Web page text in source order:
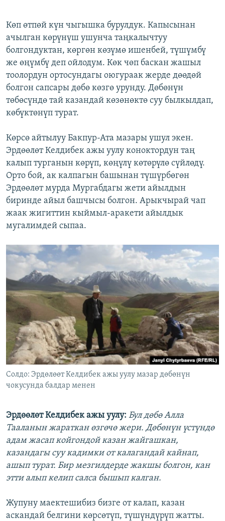
Көп өтпөй күн чыгышка бурулдук. Капысынан
ачылган көрүнүш ушунча таңкалычтуу
болгондуктан, көргөн көзүмө ишенбей, түшүмбү
же өңүмбү деп ойлодум. Көк чөп баскан жашыл
тоолордун ортосундагы оюгураак жерде дөөдөй
болгон сапсары дөбө көзгө урунду. Дөбөнүн
төбөсүндө тай казандай көзөнөктө суу былкылдап,
көбүктөнүп турат.
Көрсө айтылуу Бакпур-Ата мазары ушул экен.
Эрдөөлөт Келдибек ажы уулу коноктордун таң
калып турганын көрүп, көңүлү көтөрүлө сүйлөдү.
Орто бой, ак калпагын башынан түшүрбөгөн
Эрдөөлөт мурда Мургабдагы жети айылдын
биринде айыл башчысы болгон. Арыкчырай чап
жаак жигиттин кыймыл-аракети айылдык
мугалимдей сыпаа.
Солдо: Эрдөлөөт Келдибек ажы уулу мазар дөбөнүн
чокусунда балдар менен
Эрдөөлөт Келдибек ажы уулу: Бул дөбө Алла
Тааланын жараткан өзгөчө жери. Дөбөнүн үстүндө
адам жасап койгондой казан жайгашкан,
казандагы суу кадимки от калагандай кайнап,
ашып турат. Бир мезгилдерде жакшы болгон, кан
этти алып келип салса бышып калган.
Жупуну маектешибиз бизге от калап, казан
аскандай белгини көрсөтүп, түшүндүрүп жатты.